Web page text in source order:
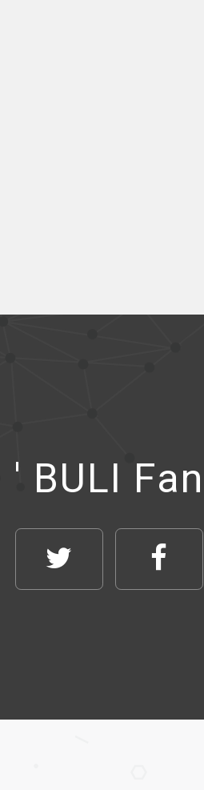
' BULI